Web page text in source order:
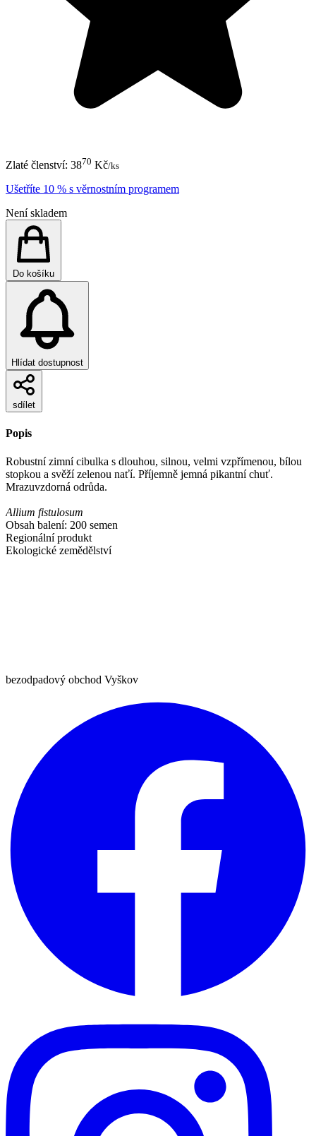
Zlaté členství: 3870 Kč/ks
Ušetříte 10 % s věrnostním programem
Není skladem
Do košíku
Hlídat dostupnost
sdílet
Popis
Robustní zimní cibulka s dlouhou, silnou, velmi vzpřímenou, bílou
stopkou a svěží zelenou naťí. Příjemně jemná pikantní chuť.
Mrazuvzdorná odrůda.
Allium fistulosum
Obsah balení: 200 semen
Regionální produkt
Ekologické zemědělství
bezodpadový obchod Vyškov